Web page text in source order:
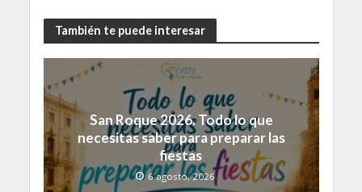
También te puede interesar
San Roque 2026. Todo lo que
necesitas saber para preparar las
fiestas
6 agosto, 2026